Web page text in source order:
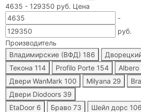
4635 - 129350 руб. Цена
-
руб.
Производитель
Владимирские (ВФД) 186
Текона 114 Profilo Porte 154 Albero
Двери WanMark 100 Milyana 29
Двери Diodoors 39
EtaDoor 6 Браво 73 Шейл дорс 106